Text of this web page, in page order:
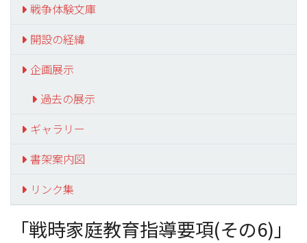
戦争体験文庫
開設の経緯
企画展示
過去の展示
ギャラリー
書架案内図
リンク集
「戦時家庭教育指導要項(その6)」